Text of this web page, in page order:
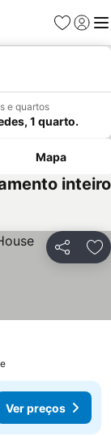
Favoritos
Iniciar
e quartos
1 quarto.
Mapa
inteiro
Partilhar
Ver preços